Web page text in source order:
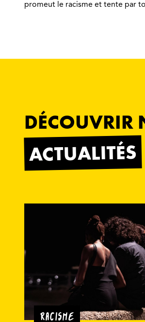
promeut le racisme et tente par
DÉCOUVRIR
ACTUALITÉS
RACISME